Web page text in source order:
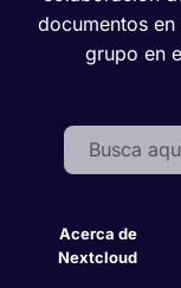
documentos
grupo en
Search:
Acerca de
Nextcloud